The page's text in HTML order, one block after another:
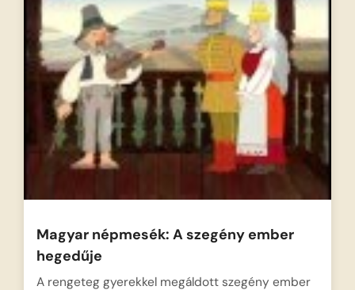
Magyar népmesék: A szegény ember
hegedűje
A rengeteg gyerekkel megáldott szegény ember